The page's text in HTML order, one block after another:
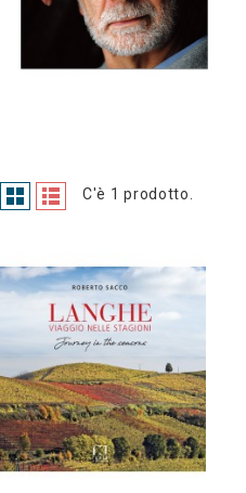
C'è 1 prodotto.